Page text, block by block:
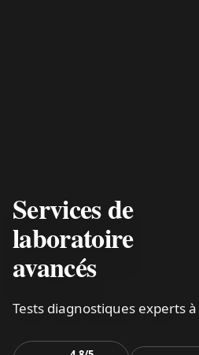
Services de
laboratoire
avancés
Tests diagnostiques experts